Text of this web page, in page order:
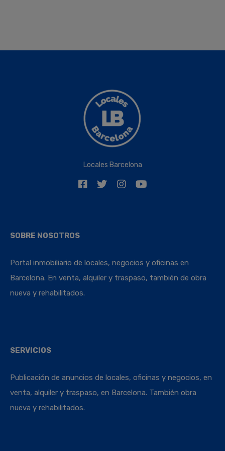
Locales Barcelona
SOBRE NOSOTROS
Portal inmobiliario de locales, negocios y oficinas en
Barcelona. En venta, alquiler y traspaso, también de obra
nueva y rehabilitados.
SERVICIOS
Publicación de anuncios de locales, oficinas y negocios, en
venta, alquiler y traspaso, en Barcelona. También obra
nueva y rehabilitados.